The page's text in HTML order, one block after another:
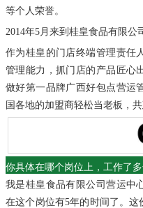
等个人荣誉。
2014年5月来到桂皇食品有限公
作为桂皇的门店终端管理责任
管理能力，抓门店的产品匠心
做好第一品牌广西好包点营运
国各地的加盟商轻松当老板，共
你具体在哪个岗位上，工作了
我是桂皇食品有限公司营运中
在这个岗位有5年的时间了。这